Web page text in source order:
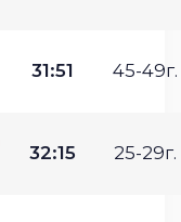
31:51 45-49г.
32:15 25-29г.